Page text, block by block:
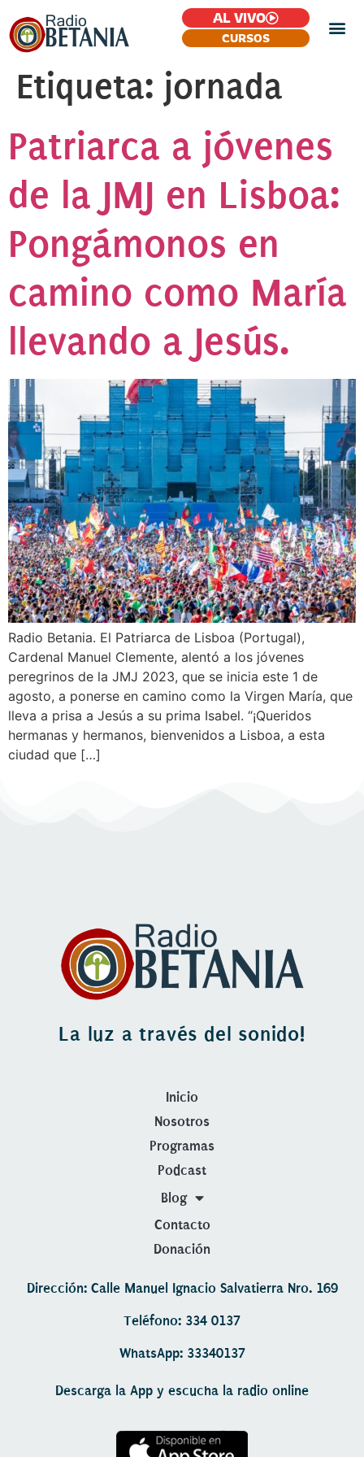
AL VIVO
CURSOS
Etiqueta: jornada
Patriarca a jóvenes
de la JMJ en Lisboa:
Pongámonos en
camino como María
llevando a Jesús.
Radio Betania. El Patriarca de Lisboa (Portugal),
Cardenal Manuel Clemente, alentó a los jóvenes
peregrinos de la JMJ 2023, que se inicia este 1 de
agosto, a ponerse en camino como la Virgen María, que
lleva a prisa a Jesús a su prima Isabel. “¡Queridos
hermanas y hermanos, bienvenidos a Lisboa, a esta
ciudad que […]
La luz a través del sonido!
Inicio
Nosotros
Programas
Podcast
Blog
Contacto
Donación
Dirección: Calle Manuel Ignacio Salvatierra Nro. 169
Teléfono: 334 0137
WhatsApp: 33340137
Descarga la App y escucha la radio online